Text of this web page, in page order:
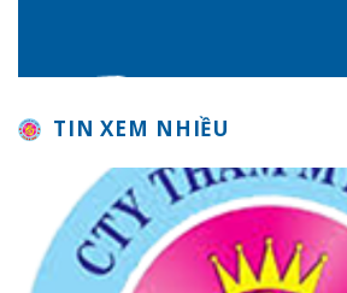
TIN XEM NHIỀU